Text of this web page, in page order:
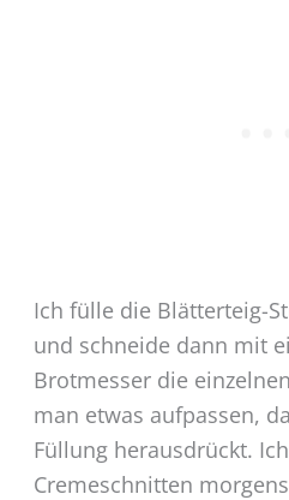
Ich fülle die Blätterteig-
und schneide dann mit
Brotmesser die
man etwas aufpassen,
Füllung herausdrückt.
Cremeschnitten